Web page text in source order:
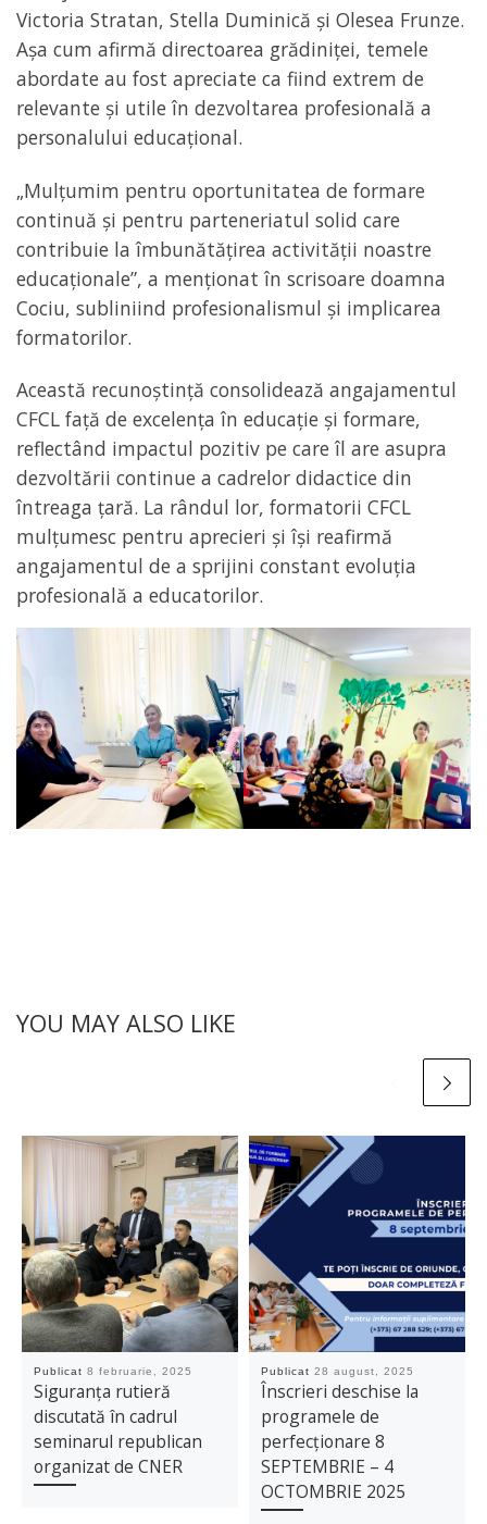
Victoria Stratan, Stella Duminică și Olesea Frunze.
Așa cum afirmă directoarea grădiniței, temele
abordate au fost apreciate ca fiind extrem de
relevante și utile în dezvoltarea profesională a
personalului educațional.
„Mulțumim pentru oportunitatea de formare
continuă și pentru parteneriatul solid care
contribuie la îmbunătățirea activității noastre
educaționale”, a menționat în scrisoare doamna
Cociu, subliniind profesionalismul și implicarea
formatorilor.
Această recunoștință consolidează angajamentul
CFCL față de excelența în educație și formare,
reflectând impactul pozitiv pe care îl are asupra
dezvoltării continue a cadrelor didactice din
întreaga țară. La rândul lor, formatorii CFCL
mulțumesc pentru aprecieri și își reafirmă
angajamentul de a sprijini constant evoluția
profesională a educatorilor.
YOU MAY ALSO LIKE
Publicat8 februarie, 2025
Siguranța rutieră
discutată în cadrul
seminarul republican
organizat de CNER
Publicat28 august, 2025
Înscrieri deschise la
programele de
perfecționare 8
SEPTEMBRIE – 4
OCTOMBRIE 2025